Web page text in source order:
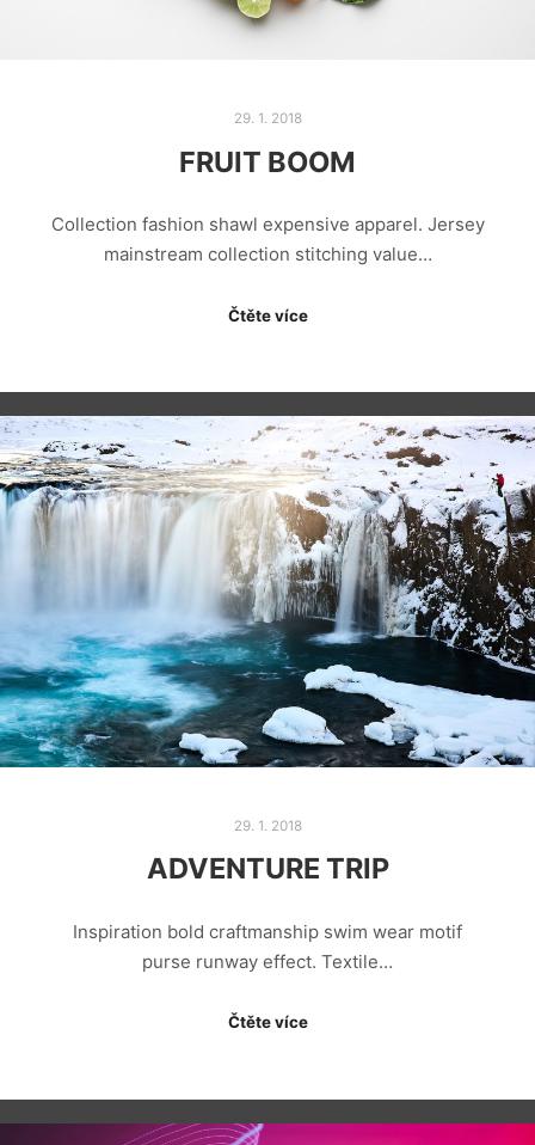
29. 1. 2018
FRUIT BOOM
Collection fashion shawl expensive apparel. Jersey
mainstream collection stitching value…
Čtěte více
29. 1. 2018
ADVENTURE TRIP
Inspiration bold craftmanship swim wear motif
purse runway effect. Textile…
Čtěte více